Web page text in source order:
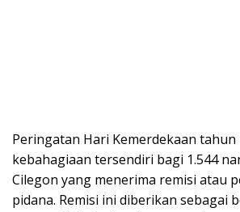
Peringatan Hari Kemerdekaan
kebahagiaan tersendiri bagi 1.544
Cilegon yang menerima remisi atau
pidana. Remisi ini diberikan sebagai